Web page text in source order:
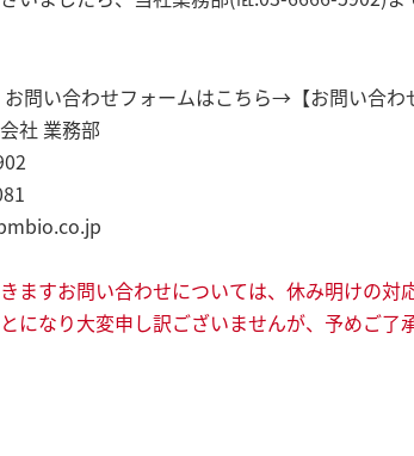
お問い合わせフォームはこちら→ 【お問い合わ
社 業務部
ますお問い合わせについては、休み明けの対
になり大変申し訳ございませんが、予めご了